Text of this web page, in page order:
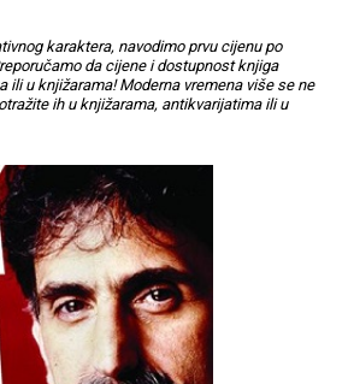
karaktera, navodimo prvu cijenu po
da cijene i dostupnost knjiga
ili u knjižarama! Moderna vremena više se ne
ih u knjižarama, antikvarijatima ili u